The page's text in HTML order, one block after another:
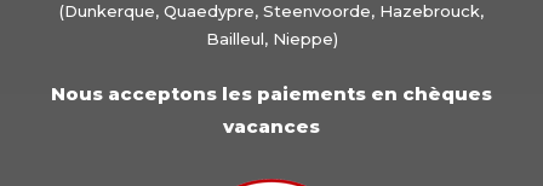
(Dunkerque, Quaedypre, Steenvoorde, Hazebrouck,
Bailleul, Nieppe)
Nous acceptons les paiements en chèques
vacances